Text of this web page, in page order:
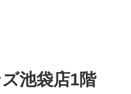
池袋店1階